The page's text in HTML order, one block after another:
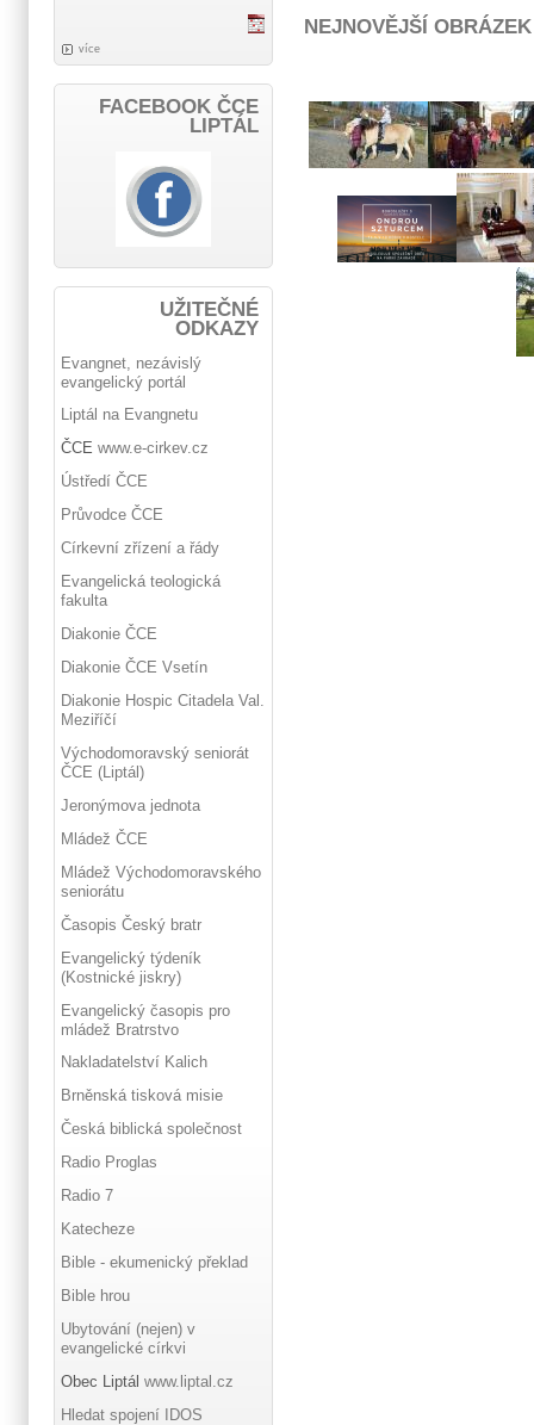
NEJNOVĚJŠÍ OBRÁZEK
více
FACEBOOK ČCE
LIPTÁL
UŽITEČNÉ
ODKAZY
Evangnet, nezávislý
evangelický portál
Liptál na Evangnetu
ČCE www.e-cirkev.cz
Ústředí ČCE
Průvodce ČCE
Církevní zřízení a řády
Evangelická teologická
fakulta
Diakonie ČCE
Diakonie ČCE Vsetín
Diakonie Hospic Citadela Val.
Meziříčí
Východomoravský seniorát
ČCE (Liptál)
Jeronýmova jednota
Mládež ČCE
Mládež Východomoravského
seniorátu
Časopis Český bratr
Evangelický týdeník
(Kostnické jiskry)
Evangelický časopis pro
mládež Bratrstvo
Nakladatelství Kalich
Brněnská tisková misie
Česká biblická společnost
Radio Proglas
Radio 7
Katecheze
Bible - ekumenický překlad
Bible hrou
Ubytování (nejen) v
evangelické církvi
Obec Liptál www.liptal.cz
Hledat spojení IDOS